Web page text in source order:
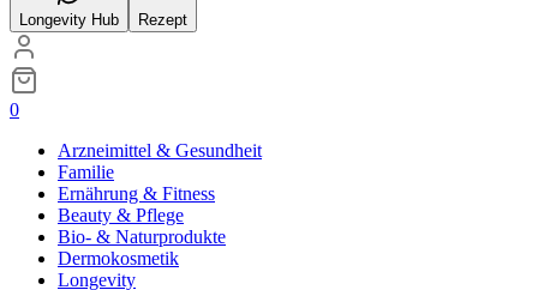
Longevity Hub Rezept
0
Arzneimittel & Gesundheit
Familie
Ernährung & Fitness
Beauty & Pflege
Bio- & Naturprodukte
Dermokosmetik
Longevity